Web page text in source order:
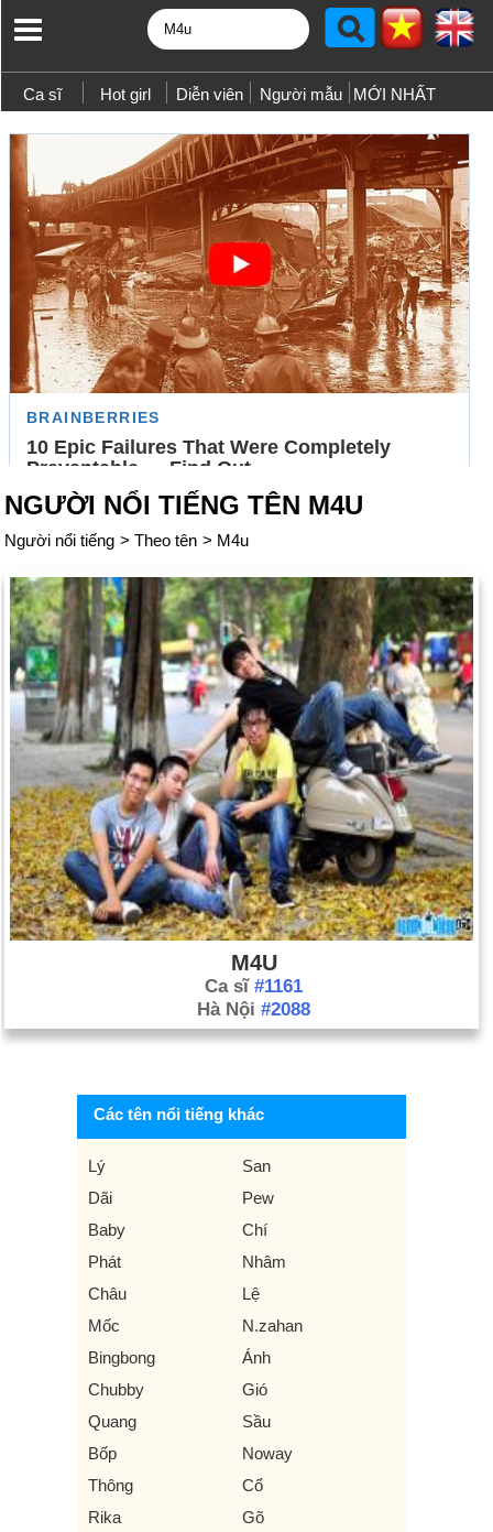
Ca sĩ Hot girl Diễn viên Người mẫu MỚI NHẤT
NGƯỜI NỔI TIẾNG TÊN M4U
Người nổi tiếng > Theo tên > M4u
M4U
Ca sĩ #1161
Hà Nội #2088
Các tên nổi tiếng khác
Lý
San
Dãi
Pew
Baby
Chí
Phát
Nhâm
Châu
Lệ
Mốc
N.zahan
Bingbong
Ánh
Chubby
Gió
Quang
Sầu
Bốp
Noway
Thông
Cổ
Rika
Gõ